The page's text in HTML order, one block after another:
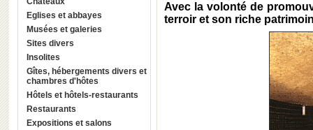
Eglises et abbayes
Musées et galeries
Sites divers
Insolites
Gîtes, hébergements divers et
chambres d'hôtes
Hôtels et hôtels-restaurants
Restaurants
Expositions et salons
Avec la volonté de
terroir et son riche